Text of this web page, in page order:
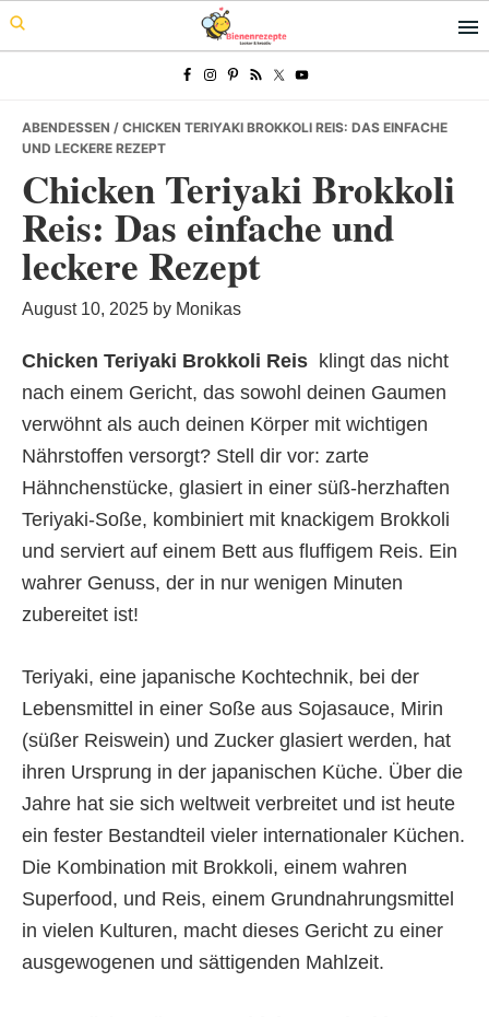
Skip
to
Skip
to
Skip
to
ABENDESSEN / CHICKEN TERIYAKI BROKKOLI REIS: DAS EINFACHE
UND LECKERE REZEPT
Chicken Teriyaki Brokkoli
Reis: Das einfache und
leckere Rezept
August 10, 2025 by Monikas
Chicken Teriyaki Brokkoli Reis  klingt das nicht
nach einem Gericht, das sowohl deinen Gaumen
verwöhnt als auch deinen Körper mit wichtigen
Nährstoffen versorgt? Stell dir vor: zarte
Hähnchenstücke, glasiert in einer süß-herzhaften
Teriyaki-Soße, kombiniert mit knackigem Brokkoli
und serviert auf einem Bett aus fluffigem Reis. Ein
wahrer Genuss, der in nur wenigen Minuten
zubereitet ist!
Teriyaki, eine japanische Kochtechnik, bei der
Lebensmittel in einer Soße aus Sojasauce, Mirin
(süßer Reiswein) und Zucker glasiert werden, hat
ihren Ursprung in der japanischen Küche. Über die
Jahre hat sie sich weltweit verbreitet und ist heute
ein fester Bestandteil vieler internationaler Küchen.
Die Kombination mit Brokkoli, einem wahren
Superfood, und Reis, einem Grundnahrungsmittel
in vielen Kulturen, macht dieses Gericht zu einer
ausgewogenen und sättigenden Mahlzeit.